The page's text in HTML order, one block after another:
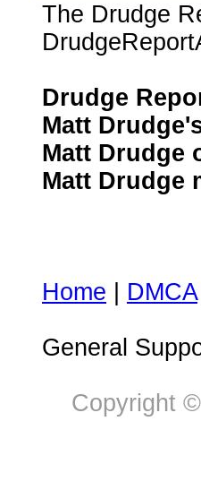
The Drudge
Drudge
Matt
Matt Drudge
Matt Drudge
Home DMCA
General
Copyright